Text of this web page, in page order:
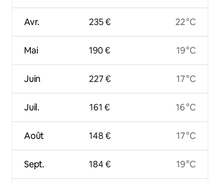
Avr.
Mai
Juin
Juil.
Août
Sept.
235 €
190 €
227 €
161 €
148 €
184 €
22 °C
19 °C
17 °C
16 °C
17 °C
19 °C